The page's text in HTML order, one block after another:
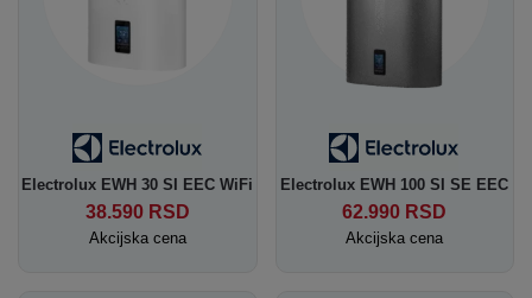
Electrolux EWH 30 SI EEC WiFi
38.590 RSD
Akcijska cena
Electrolux EWH 100 SI SE EEC
62.990 RSD
Akcijska cena